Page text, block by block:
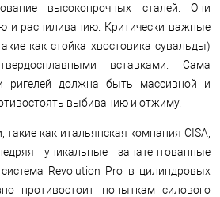
высокопрочных сталей. Они
и распиливанию. Критически важные
как стойка хвостовика сувальды)
вставками. Сама
ригелей должна быть массивной и
выбиванию и отжиму.
как итальянская компания CISA,
уникальные запатентованные
Revolution Pro в цилиндровых
противостоит попыткам силового